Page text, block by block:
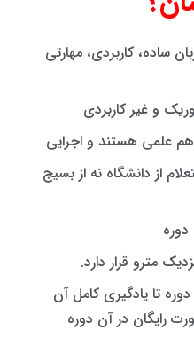
ساده، کاربردی، مهارتی
و غیر کاربردی
هم علمی هستند و اجرایی
از دانشگاه نه از بسیج
دوره
مترو قرار دارد.
تا یادگیری کامل آن
رایگان در آن دوره